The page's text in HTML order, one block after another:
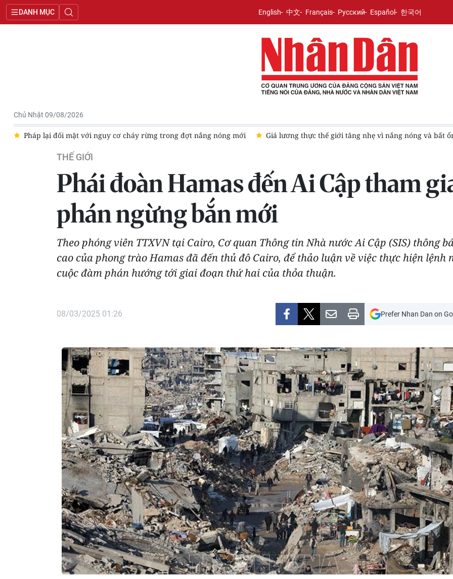
DANH MỤC English 中文 Français Русский Español 한국어
Chủ Nhật 09/08/2026
mới Giá lương thực thế giới tăng nhẹ vì nắng nóng và bất ổn địa chính trị Thượng viện Mỹ thông qua luật ngân sách
THẾ GIỚI
Phái đoàn Hamas đến Ai Cập tham
phán ngừng bắn mới
Theo phóng viên TTXVN tại Cairo, Cơ quan Thông tin Nhà nước Ai Cập (SIS) thông
cao của phong trào Hamas đã đến thủ đô Cairo, để thảo luận về việc thực hiện lệnh
cuộc đàm phán hướng tới giai đoạn thứ hai của thỏa thuận.
08/03/2025 01:26 Prefer Nhan Dan on